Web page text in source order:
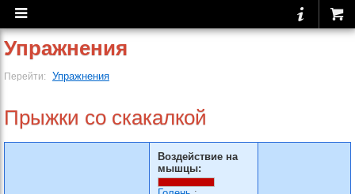
Упражнения
Перейти: Упражнения
Прыжки со скакалкой
Воздействие на
мышцы: